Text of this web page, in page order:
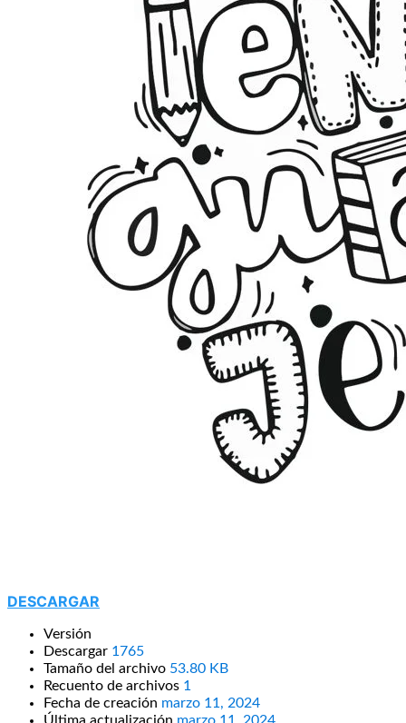
DESCARGAR
Versión
Descargar 1765
Tamaño del archivo 53.80 KB
Recuento de archivos 1
Fecha de creación marzo 11, 2024